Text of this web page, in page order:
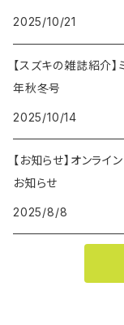
2025/10/21
【スズキの雑誌紹介
年秋冬号
2025/10/14
【お知らせ】オンラ
お知らせ
2025/8/8